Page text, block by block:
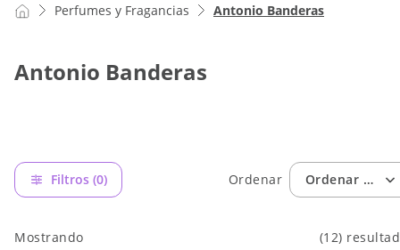
Perfumes y Fragancias Antonio Banderas
Antonio Banderas
Filtros (0) Ordenar Ordenar por:
Mostrando (12)